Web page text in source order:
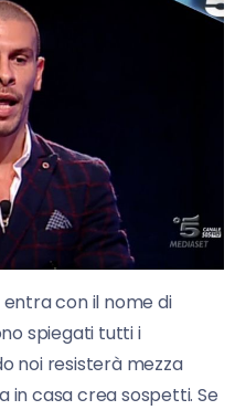
con il nome di
spiegati tutti i
noi resisterà mezza
in casa crea sospetti. Se